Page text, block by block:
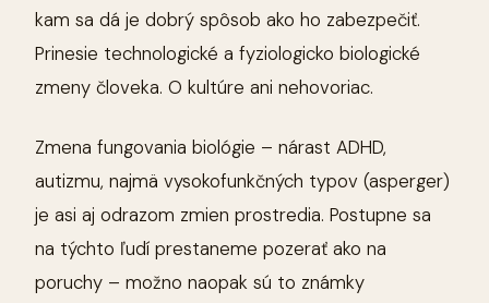
kam sa dá je dobrý spôsob ako ho zabezpečiť.
Prinesie technologické a fyziologicko biologické
zmeny človeka. O kultúre ani nehovoriac.
Zmena fungovania biológie – nárast ADHD,
autizmu, najmä vysokofunkčných typov (asperger)
je asi aj odrazom zmien prostredia. Postupne sa
na týchto ľudí prestaneme pozerať ako na
poruchy – možno naopak sú to známky